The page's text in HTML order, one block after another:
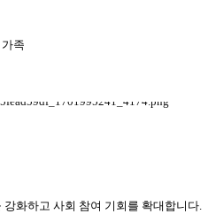
족
화하고 사회 참여 기회를 확대합니다.